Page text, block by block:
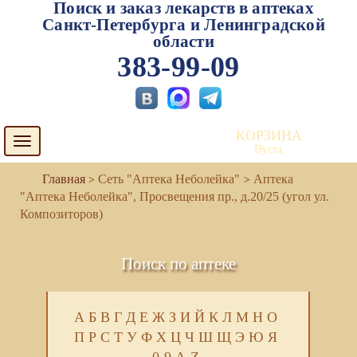
Поиск и заказ лекарств в аптеках
Санкт-Петербурга и Ленинградской
области
383-99-09
Toggle
navigation
КОРЗИНА
Пуста
Сеть "Аптека Неболейка"
Аптека
"Аптека Неболейка", Просвещения пр., д.20/25 (угол ул.
Композиторов)
Поиск по аптеке
А Б В Г Д Е Ж З И Й К Л М Н О
П Р С Т У Ф Х Ц Ч Ш Щ Э Ю Я